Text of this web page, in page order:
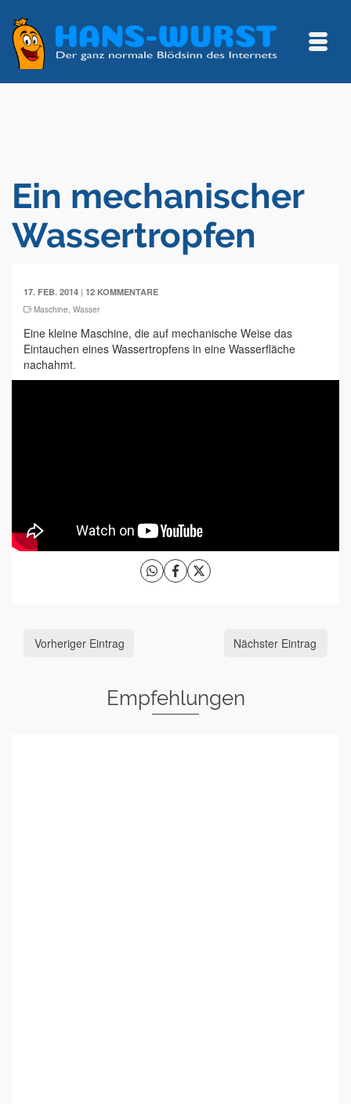
Ein mechanischer
Wassertropfen
17. FEB. 2014 | 12 KOMMENTARE
Maschine, Wasser
Eine kleine Maschine, die auf mechanische Weise das
Eintauchen eines Wassertropfens in eine Wasserfläche
nachahmt.
Vorheriger Eintrag Nächster Eintrag
Empfehlungen